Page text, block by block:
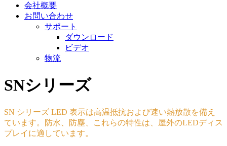
会社概要
お問い合わせ
サポート
ダウンロード
ビデオ
物流
SNシリーズ
SN シリーズ LED 表示は高温抵抗および速い熱放散を備え
ています。防水、防塵、これらの特性は、屋外のLEDディス
プレイに適しています。